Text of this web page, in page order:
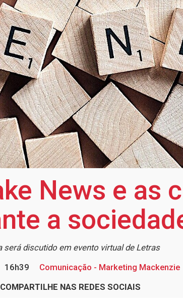
News e as
a
será discutido em evento virtual de Letras
16h39
Comunicação - Marketing Mackenzie
COMPARTILHE NAS REDES SOCIAIS